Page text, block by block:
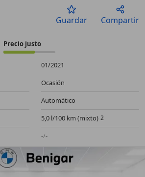
Guardar Compartir
Precio justo
01/2021
Ocasión
Automático
5,0 l/100 km (mixto)
-/-